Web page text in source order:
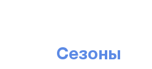
Сезоны